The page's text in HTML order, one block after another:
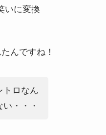
いに変換
んですね！
トロなん
・・・